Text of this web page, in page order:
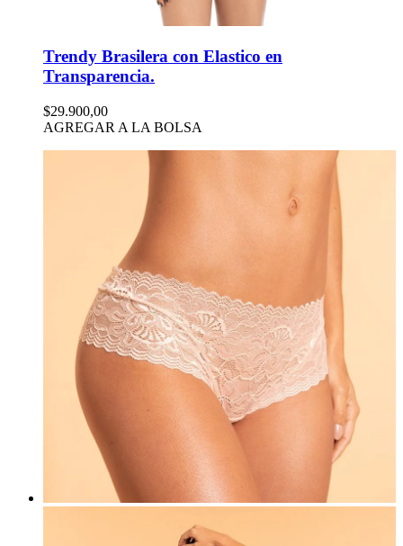
Trendy Brasilera con Elastico en
Transparencia.
$29.900,00
AGREGAR A LA BOLSA